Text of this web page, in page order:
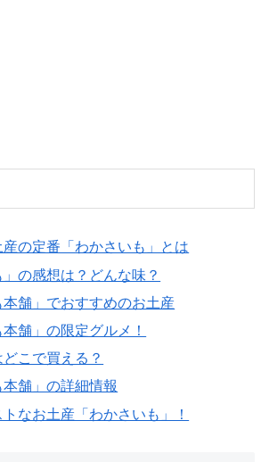
の定番「わかさいも」とは
」の感想は？どんな味？
本舗」でおすすめのお土産
本舗」の限定グルメ！
こで買える？
本舗」の詳細情報
なお土産「わかさいも」！